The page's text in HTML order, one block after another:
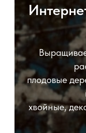
плодовые
хвойные,